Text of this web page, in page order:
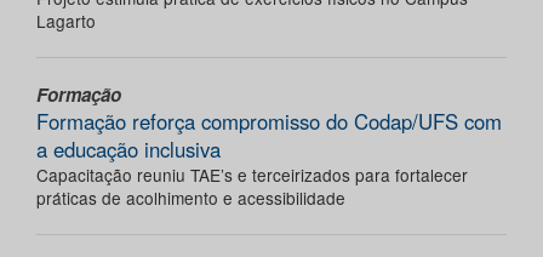
Lagarto
Formação
Formação reforça compromisso do Codap/UFS com
a educação inclusiva
Capacitação reuniu TAE’s e terceirizados para fortalecer
práticas de acolhimento e acessibilidade